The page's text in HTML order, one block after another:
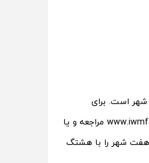
شهر است. برای
اطلاعات بیشتر در خصوص برگزاری سیزدهمین جشنواره وب ‌و موبایل ایران به آدرس www.iwmf.ir مراجعه و یا
هفت شهر را با هشتگ